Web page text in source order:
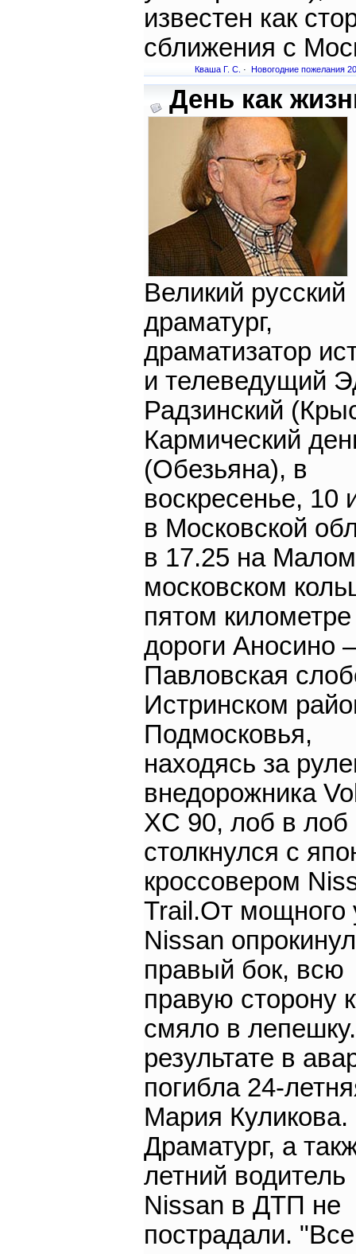
известен как
сближения с
Кваша Г. С. · Новогодние пожелания
День как
Великий русский
драматург,
драматизатор
и телеведущий
Радзинский
Кармический
(Обезьяна), в
воскресенье, 10
в Московской
в 17.25 на Малом
московском
пятом километре
дороги Аносино –
Павловская
Истринском
Подмосковья,
находясь за
внедорожника
XC 90, лоб в лоб
столкнулся с
кроссовером
Trail.От мощного
Nissan
правый бок, всю
правую сторону
смяло в
результате в
погибла 24-
Мария Куликова.
Драматург, а
летний водитель
Nissan в ДТП не
пострадали. "Все